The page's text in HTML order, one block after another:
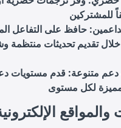
: حافظ على التفاعل
تقديم تحديثات منتظمة
دعم متنوعة: قدم مستويات
والمواقع